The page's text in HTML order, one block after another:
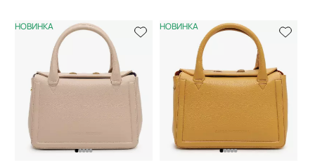
НОВИНКА НОВИНКА